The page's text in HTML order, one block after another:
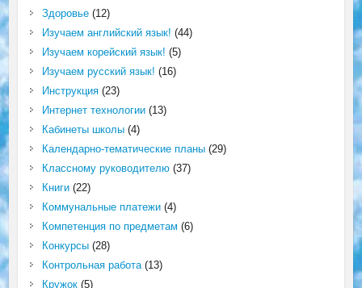
Здоровье(12)
Изучаем английский язык! (44)
Изучаем корейский язык! (5)
Изучаем русский язык! (16)
Инструкция(23)
Интернет технологии(13)
Кабинеты школы(4)
Календарно-тематические планы(29)
Классному руководителю(37)
Книги(22)
Коммунальные платежи(4)
Компетенция по предметам (6)
Конкурсы(28)
Контрольная работа(13)
Кружок(5)